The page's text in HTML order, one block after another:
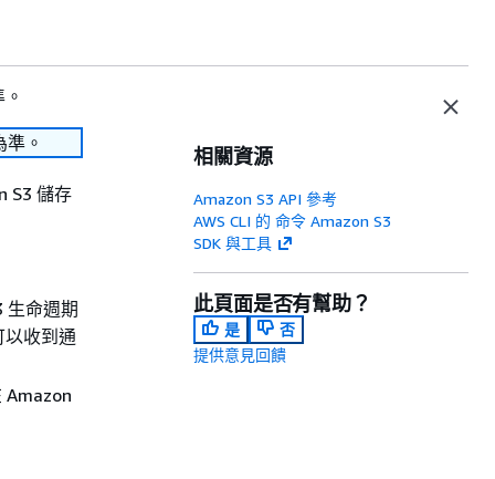
。
S3 儲存
生命週期
以收到通
Amazon
相關資源
Amazon S3 API 參考
AWS CLI 的 命令 Amazon S3
SDK 與工具
此頁面是否有幫助？
是
否
提供意見回饋